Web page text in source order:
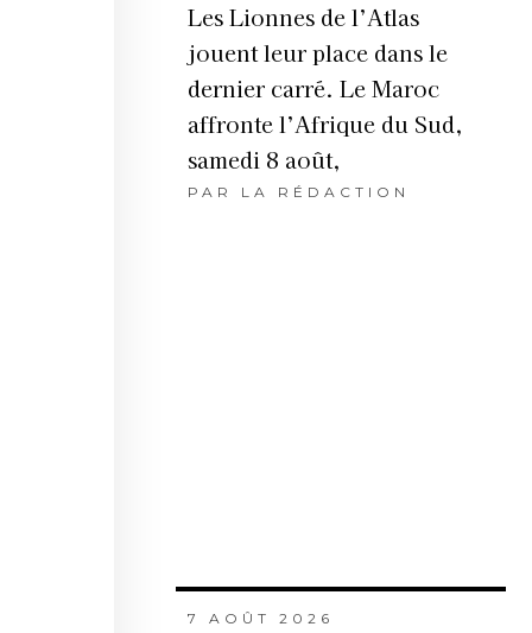
Les Lionnes de l’Atlas
jouent leur place dans le
dernier carré. Le Maroc
affronte l’Afrique du Sud,
samedi 8 août,
PAR LA RÉDACTION
7 AOÛT 2026